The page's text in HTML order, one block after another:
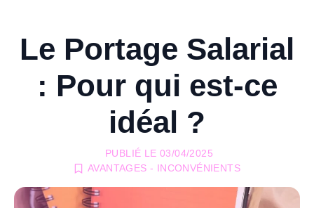
Le Portage Salarial
: Pour qui est-ce
idéal ?
PUBLIÉ LE 03/04/2025
AVANTAGES - INCONVÉNIENTS